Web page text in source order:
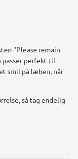
"Please remain
passer perfekt til
smil på læben, når
så tag endelig